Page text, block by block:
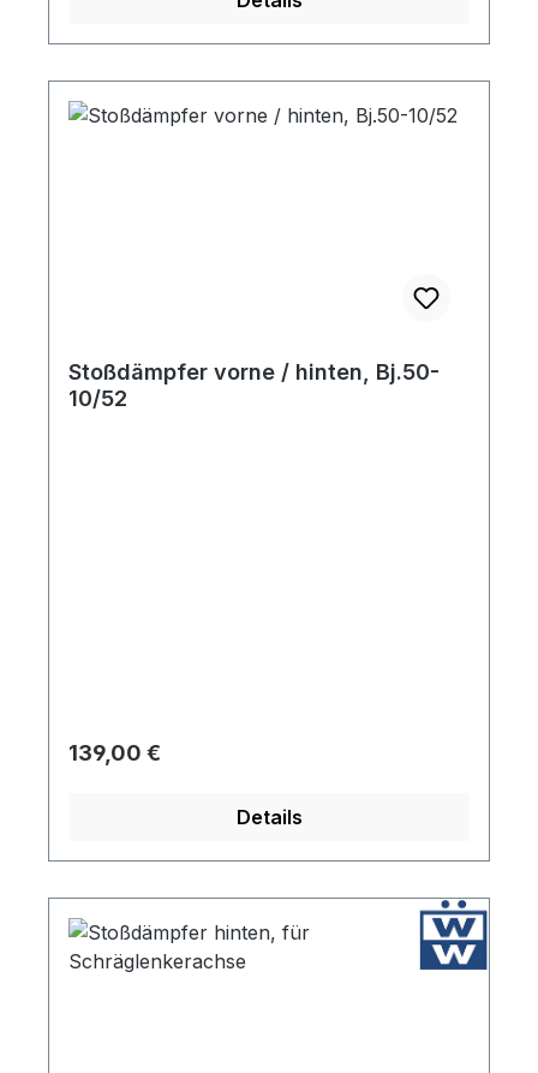
Stoßdämpfer vorne / hinten, Bj.50-
10/52
Regulärer Preis:
139,00 €
Details